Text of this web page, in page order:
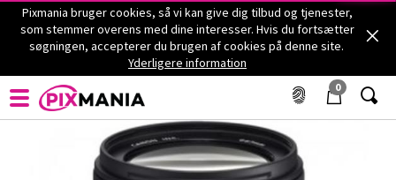
Pixmania bruger cookies, så vi kan give dig tilbud og tjenester,
som stemmer overens med dine interesser. Hvis du fortsætter
søgningen, accepterer du brugen af cookies på denne site.
Yderligere information
0
Objektiver til Canon - CANON - EF-S 18.135 mm f/3.5-5.6
IS - EF - Objektiv til Canon
CANONEF-S 18.135 mm f/3.5-5.6 IS - EF - Objektiv til
Canon